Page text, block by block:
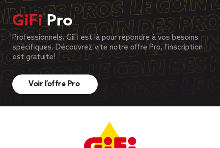
GiFiPro
Professionnels, GiFi est là pour répondre à vos besoins
spécifiques. Découvrez vite notre offre Pro, l’inscription
est gratuite!
Voir l’offre Pro